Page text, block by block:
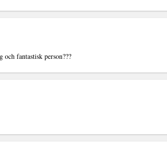
fantastisk person???